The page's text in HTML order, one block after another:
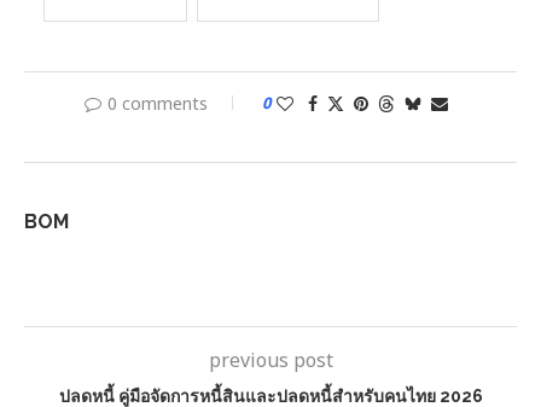
0 comments 0
BOM
previous post
ปลดหนี้ คู่มือจัดการหนี้สินและปลดหนี้สำหรับคนไทย 2026